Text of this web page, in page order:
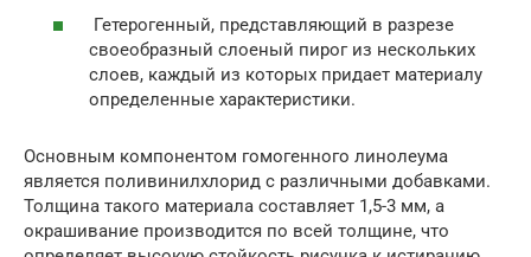
Гетерогенный, представляющий в разрезе
своеобразный слоеный пирог из нескольких
слоев, каждый из которых придает материалу
определенные характеристики.
Основным компонентом гомогенного линолеума
является поливинилхлорид с различными добавками.
Толщина такого материала составляет 1,5-3 мм, а
окрашивание производится по всей толщине, что